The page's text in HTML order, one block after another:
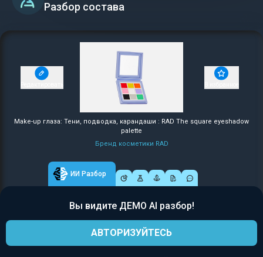
Разбор состава
Make-up глаза: Тени, подводка, карандаши : RAD The square eyeshadow
palette
Бренд косметики RAD
ИИ Разбор
Вы видите ДЕМО AI разбор!
АВТОРИЗУЙТЕСЬ